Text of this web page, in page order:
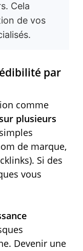
Cela
de vos
par
comme
plusieurs
de marque,
Si des
vous
Devenir une